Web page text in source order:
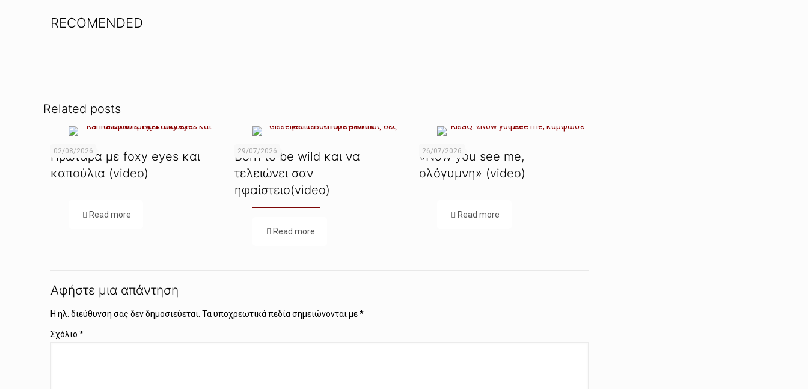
RECOMENDED
Related posts
02/08/2026
Πρωτάρα με foxy eyes και
καπούλια (video)
Read more
29/07/2026
Born to be wild και να
τελειώνει σαν
ηφαίστειο(video)
Read more
26/07/2026
«Now you see me,
ολόγυμνη» (video)
Read more
Αφήστε μια απάντηση
Η ηλ. διεύθυνση σας δεν δημοσιεύεται. Τα υποχρεωτικά πεδία σημειώνονται με*
Σχόλιο *